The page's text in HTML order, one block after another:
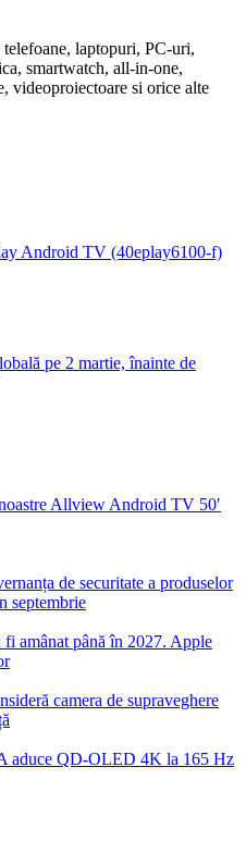
laptopuri, PC-uri,
smartwatch, all-in-one,
videoproiectoare si orice alte
Android TV (40eplay6100-f)
pe 2 martie, înainte de
Allview Android TV 50′
de securitate a produselor
septembrie
fi amânat până în 2027. Apple
camera de supraveghere
aduce QD-OLED 4K la 165 Hz